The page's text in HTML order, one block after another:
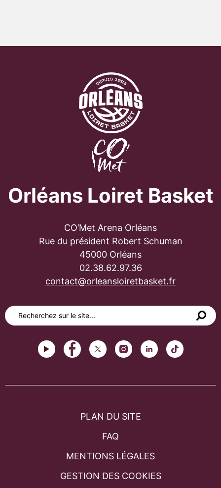
Orléans Loiret Basket
CO’Met Arena Orléans
Rue du président Robert Schuman
45000 Orléans
02.38.62.97.36
contact@orleansloiretbasket.fr
PLAN DU SITE
FAQ
MENTIONS LÉGALES
GESTION DES COOKIES